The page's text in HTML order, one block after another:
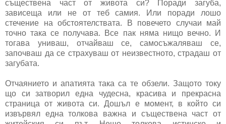
съществена част от живота си? Поради загуба,
зависеща или не от теб самия. Или поради лошо
стечение на обстоятелствата. В повечето случаи май
точно така се получава. Все пак няма нищо вечно.
И
тогава униваш, отчайваш се, самосъжаляваш се,
започваш да се страхуваш от неизвестното, страдаш от
загубата.
Отчаянието и апатията така са те обзели. Защото току
що си затворил една чудесна, красива и прекрасна
страница от живота си. Дошъл е момент, в който си
извървял една толкова важна и съществена част от